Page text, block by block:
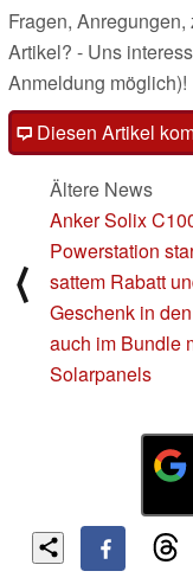
Fragen,
Artikel? - Uns
Anmeldung möglich)!
Diesen Artikel
⟨
Ältere News
Anker Solix
Powerstation
sattem Rabatt
Geschenk in
auch im Bundle
Solarpanels